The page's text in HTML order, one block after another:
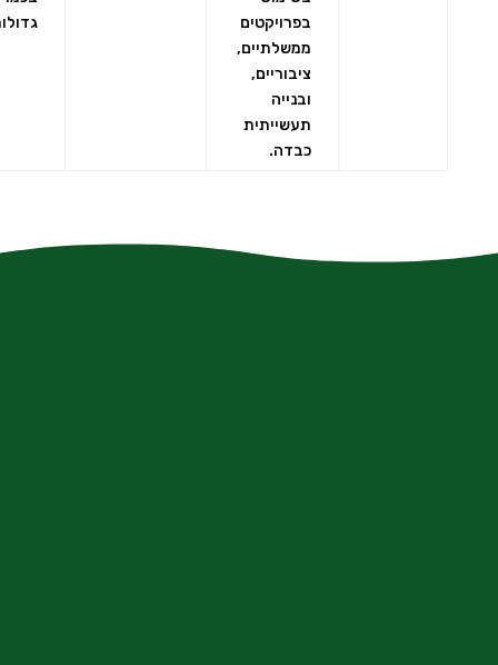
בפרויקטים
ממשלתיים,
ציבוריים,
ובנייה
תעשייתית
כבדה.